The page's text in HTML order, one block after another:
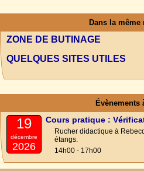
Dans la même
ZONE DE BUTINAGE
QUELQUES SITES UTILES
Évènements
19
décembre
2026
Cours pratique :
Rucher didactique à
étangs.
14h00 - 17h00